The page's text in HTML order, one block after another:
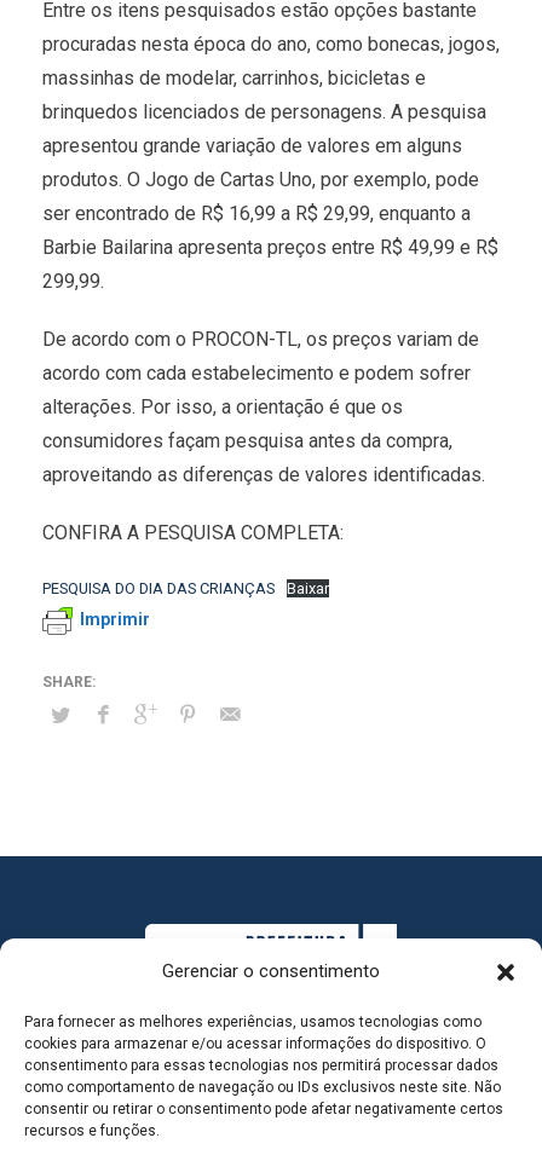
Gerenciar o consentimento
Para fornecer as melhores experiências, usamos tecnologias como
cookies para armazenar e/ou acessar informações do dispositivo. O
consentimento para essas tecnologias nos permitirá processar dados
como comportamento de navegação ou IDs exclusivos neste site. Não
consentir ou retirar o consentimento pode afetar negativamente certos
recursos e funções.
Entre os itens pesquisados estão opções bastante
procuradas nesta época do ano, como bonecas, jogos,
massinhas de modelar, carrinhos, bicicletas e
brinquedos licenciados de personagens. A pesquisa
apresentou grande variação de valores em alguns
produtos. O Jogo de Cartas Uno, por exemplo, pode
ser encontrado de R$ 16,99 a R$ 29,99, enquanto a
Barbie Bailarina apresenta preços entre R$ 49,99 e R$
299,99.
De acordo com o PROCON-TL, os preços variam de
acordo com cada estabelecimento e podem sofrer
alterações. Por isso, a orientação é que os
consumidores façam pesquisa antes da compra,
aproveitando as diferenças de valores identificadas.
CONFIRA A PESQUISA COMPLETA:
PESQUISA DO DIA DAS CRIANÇAS Baixar
Imprimir
MAPA DO SITE